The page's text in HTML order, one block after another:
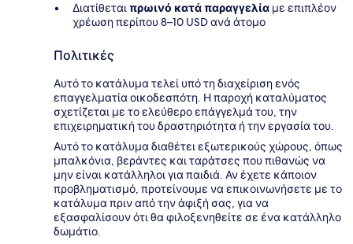
Διατίθεταιπρωινό κατά παραγγελία με επιπλέον
χρέωση περίπου 8–10 USD ανά άτομο
Πολιτικές
Αυτό το κατάλυμα τελεί υπό τη διαχείριση ενός
επαγγελματία οικοδεσπότη. Η παροχή καταλύματος
σχετίζεται με το ελεύθερο επάγγελμά του, την
επιχειρηματική του δραστηριότητα ή την εργασία του.
Αυτό το κατάλυμα διαθέτει εξωτερικούς χώρους, όπως
μπαλκόνια, βεράντες και ταράτσες που πιθανώς να
μην είναι κατάλληλοι για παιδιά. Αν έχετε κάποιον
προβληματισμό, προτείνουμε να επικοινωνήσετε με το
κατάλυμα πριν από την άφιξή σας, για να
εξασφαλίσουν ότι θα φιλοξενηθείτε σε ένα κατάλληλο
δωμάτιο.